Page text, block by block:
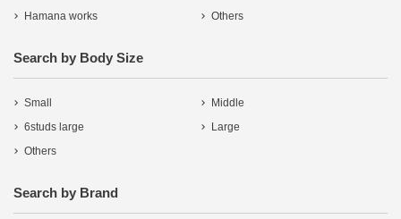
Hamana works
Others
Search by Body Size
Small
Middle
6studs large
Large
Others
Search by Brand